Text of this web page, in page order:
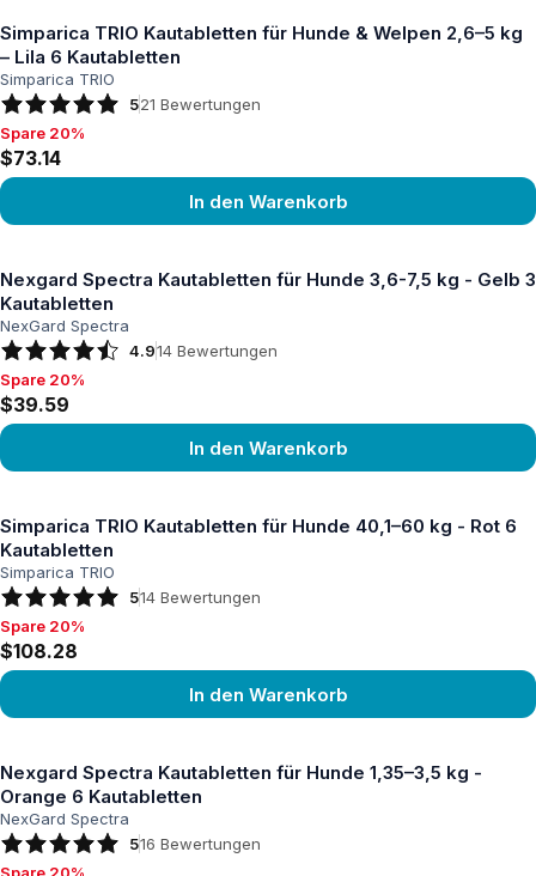
Simparica TRIO Kautabletten für Hunde & Welpen 2,6–5 kg
– Lila 6 Kautabletten
Simparica TRIO
521 Bewertungen
Spare 20%, $73.14
Spare 20%
$73.14
In den Warenkorb
Nexgard Spectra Kautabletten für Hunde 3,6-7,5 kg - Gelb 3
Kautabletten
NexGard Spectra
4.914 Bewertungen
Spare 20%, $39.59
Spare 20%
$39.59
In den Warenkorb
Simparica TRIO Kautabletten für Hunde 40,1–60 kg - Rot 6
Kautabletten
Simparica TRIO
514 Bewertungen
Spare 20%, $108.28
Spare 20%
$108.28
In den Warenkorb
Nexgard Spectra Kautabletten für Hunde 1,35–3,5 kg -
Orange 6 Kautabletten
NexGard Spectra
516 Bewertungen